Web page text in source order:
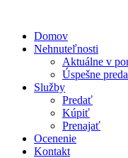
Domov
Nehnuteľnosti
Aktuálne v
Úspešne
Služby
Predať
Kúpiť
Prenajať
Ocenenie
Kontakt